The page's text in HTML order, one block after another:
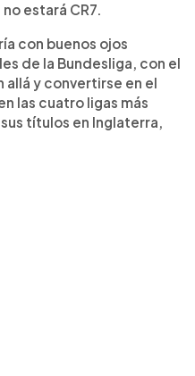
estará CR7.
con buenos ojos
de la Bundesliga, con el
y convertirse en el
las cuatro ligas más
títulos en Inglaterra,